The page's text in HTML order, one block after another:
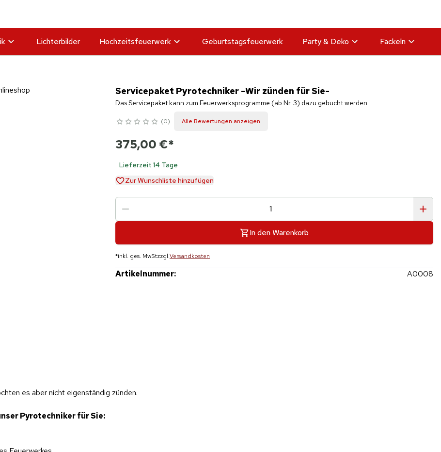
Lichterbilder Hochzeitsfeuerwerk Geburtstagsfeuerwerk Party & Deko Fackeln
Servicepaket Pyrotechniker -Wir zünden für Sie-
Das Servicepaket kann zum Feuerwerksprogramme (ab Nr. 3) dazu gebucht werden.
0 Alle Bewertungen anzeigen
375,00 €*
Lieferzeit 14 Tage
Zur Wunschliste hinzufügen
In den Warenkorb
*inkl. ges. MwStzzgl.Versandkosten
Artikelnummer: A0008
es aber nicht eigenständig zünden.
Pyrotechniker für Sie: